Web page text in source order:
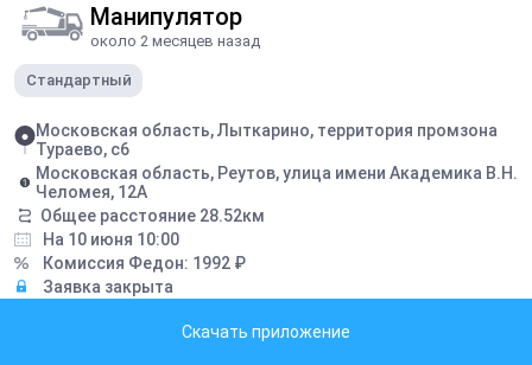
Манипулятор
около 2 месяцев назад
Стандартный
Московская область, Лыткарино, территория промзона
Тураево, с6
Московская область, Реутов, улица имени Академика В.Н.
Челомея, 12А
Общее расстояние 28.52км
На 10 июня 10:00
Комиссия Федон: 1992 ₽
Заявка закрыта
Скачать приложение